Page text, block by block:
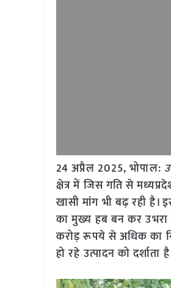
24 अप्रैल 2025,भोपाल:
क्षेत्र में जिस गति से
खासी मांग भी बढ़ रही है।
का मुख्य हब बन कर उभरा
करोड़ रूपये से अधिक का
हो रहे उत्पादन को दर्शाता